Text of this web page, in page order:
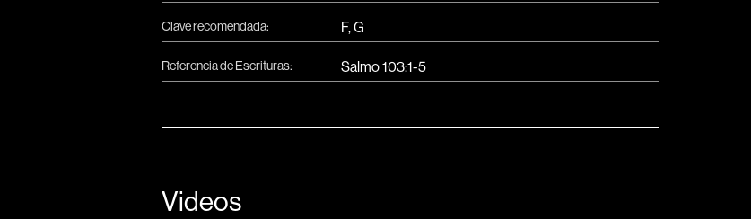
Clave recomendada: F,G
Referencia de Escrituras: Salmo 103:1-5
Videos